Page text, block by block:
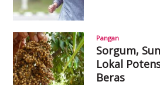
Pangan
Sorgum,
Lokal
Beras